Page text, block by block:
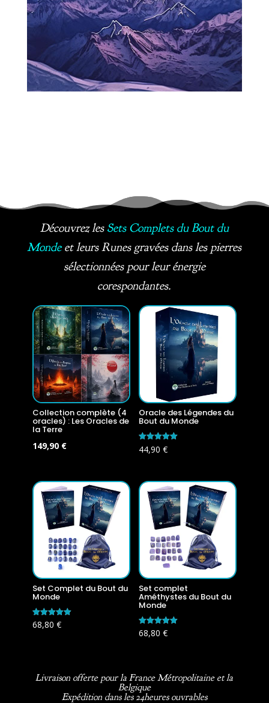
Découvrez les Sets Complets du Bout du
Mondeet leurs Runes gravées dans les pierres
sélectionnées pour leur énergie
corespondantes.
Collection complète (4
oracles) : Les Oracles de
la Terre
Le
était :
179,60 €.
149,90 €Le
est :
149,90 €.
Oracle des Légendes du
Bout du Monde
Note
5.00
44,90 €
Set Complet du Bout du
Monde
Note
5.00
68,80 €
Set complet
Améthystes du Bout du
Monde
Note
5.00
68,80 €
Livraison offerte pour la France Métropolitaine et la
Belgique
Expédition dans les 24heures ouvrables